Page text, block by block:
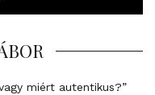
miért autentikus?”